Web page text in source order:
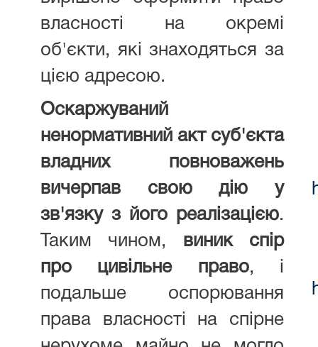
власності на окремі
об'єкти, які знаходяться за
цією адресою.
Оскаржуваний
ненормативний акт суб'єкта
владних повноважень
вичерпав свою дію у
зв'язку з його реалізацією.
Таким чином, виник спір
про цивільне право, і
подальше оспорювання
права власності на спірне